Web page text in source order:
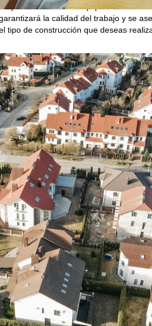
proceso. Un buen equipo no solo
la calidad del trabajo y se
tipo de construcción que deseas
ayudarte a hacer realidad tu
adecuado desde el principio,